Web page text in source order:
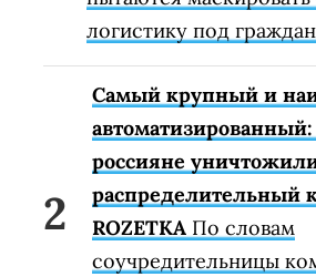
логистику под
Самый крупный и
автоматизированный:
россияне
распределительный
ROZETKA По словам
соучредительницы